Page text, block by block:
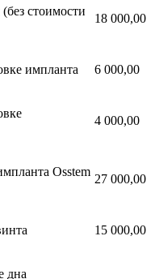
стоимости
18 000,00
импланта 6 000,00
4 000,00
Osstem
27 000,00
15 000,00
дна